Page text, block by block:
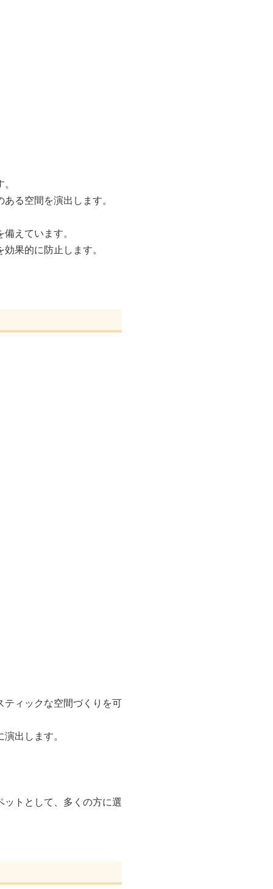
る空間を演出します。
えています。
果的に防止します。
ィックな空間づくりを可
出します。
トとして、多くの方に選